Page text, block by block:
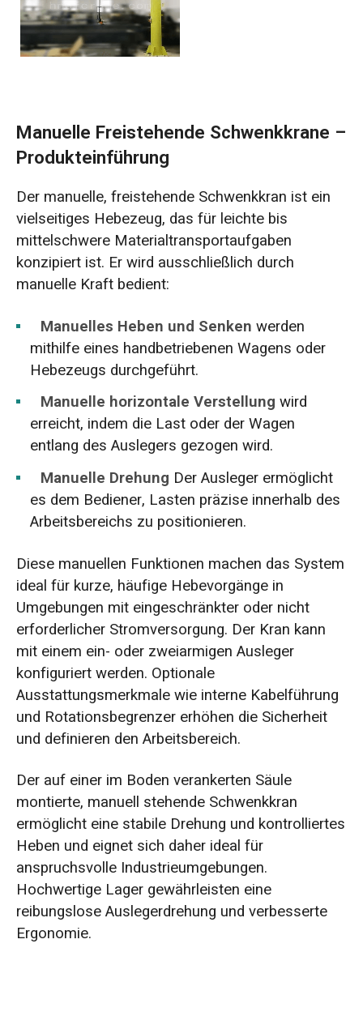
Manuelle Freistehende Schwenkkrane –
Produkteinführung
Der manuelle, freistehende Schwenkkran ist ein
vielseitiges Hebezeug, das für leichte bis
mittelschwere Materialtransportaufgaben
konzipiert ist. Er wird ausschließlich durch
manuelle Kraft bedient:
Manuelles Heben und Senken werden
mithilfe eines handbetriebenen Wagens oder
Hebezeugs durchgeführt.
Manuelle horizontale Verstellung wird
erreicht, indem die Last oder der Wagen
entlang des Auslegers gezogen wird.
Manuelle Drehung Der Ausleger ermöglicht
es dem Bediener, Lasten präzise innerhalb des
Arbeitsbereichs zu positionieren.
Diese manuellen Funktionen machen das System
ideal für kurze, häufige Hebevorgänge in
Umgebungen mit eingeschränkter oder nicht
erforderlicher Stromversorgung. Der Kran kann
mit einem ein- oder zweiarmigen Ausleger
konfiguriert werden. Optionale
Ausstattungsmerkmale wie interne Kabelführung
und Rotationsbegrenzer erhöhen die Sicherheit
und definieren den Arbeitsbereich.
Der auf einer im Boden verankerten Säule
montierte, manuell stehende Schwenkkran
ermöglicht eine stabile Drehung und kontrolliertes
Heben und eignet sich daher ideal für
anspruchsvolle Industrieumgebungen.
Hochwertige Lager gewährleisten eine
reibungslose Auslegerdrehung und verbesserte
Ergonomie.